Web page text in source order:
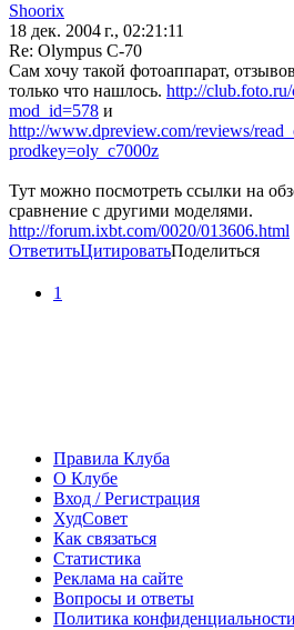
Shoorix
18 дек. 2004 г., 02:21:11
Re: Olympus C-70
Сам хочу такой фотоаппарат,
только что нашлось. http://
mod_id=578 и
http://www.dpreview.com/reviews/
prodkey=oly_c7000z
Тут можно посмотреть ссылки на
сравнение с другими моделями.
http://forum.ixbt.com/0020/013606.html
ОтветитьЦитироватьПоделиться
1
Правила Клуба
О Клубе
Вход / Регистрация
ХудСовет
Как связаться
Статистика
Реклама на сайте
Вопросы и ответы
Политика конфиденциальности